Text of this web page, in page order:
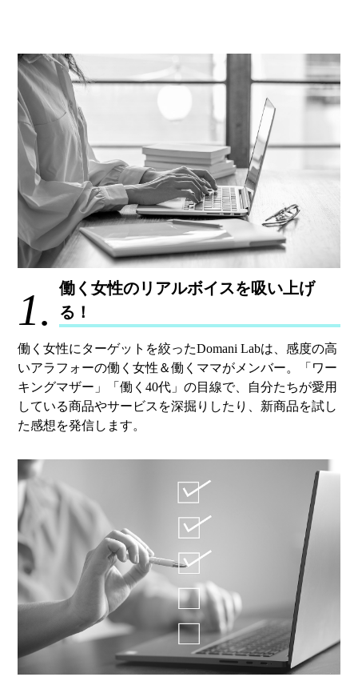
1.
働く女性のリアルボイスを吸い上げ
る！
働く女性にターゲットを絞ったDomani Labは、感度の高
いアラフォーの働く女性＆働くママがメンバー。「ワー
キングマザー」「働く40代」の目線で、自分たちが愛用
している商品やサービスを深掘りしたり、新商品を試し
た感想を発信します。